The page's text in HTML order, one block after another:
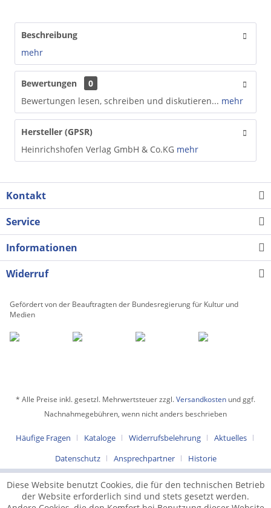
Beschreibung
mehr
Bewertungen
0
Bewertungen lesen, schreiben und diskutieren... mehr
Hersteller (GPSR)
Heinrichshofen Verlag GmbH & Co.KG mehr
Kontakt
Service
Informationen
Widerruf
Gefördert von der Beauftragten der Bundesregierung für Kultur und
Medien
* Alle Preise inkl. gesetzl. Mehrwertsteuer zzgl.Versandkosten und ggf.
Nachnahmegebühren, wenn nicht anders beschrieben
Häufige Fragen Kataloge Widerrufsbelehrung
Aktuelles
Datenschutz
Ansprechpartner Historie
Diese Website benutzt Cookies, die für den technischen Betrieb
der Website erforderlich sind und stets gesetzt werden.